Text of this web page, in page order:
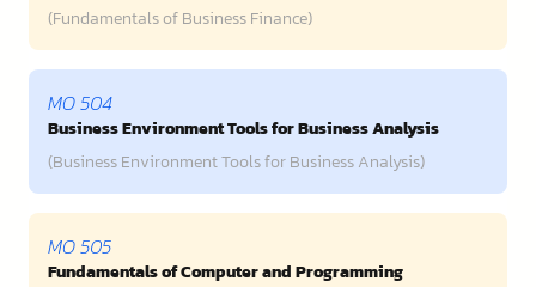
(Fundamentals of Business Finance)
MO 504
Business Environment Tools for Business Analysis
(Business Environment Tools for Business Analysis)
MO 505
Fundamentals of Computer and Programming